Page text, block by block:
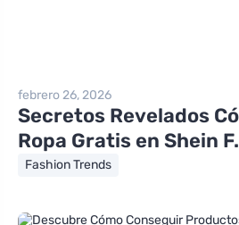
febrero 26, 2026
Secretos Revelados
Ropa Gratis en Shein
Fashion Trends